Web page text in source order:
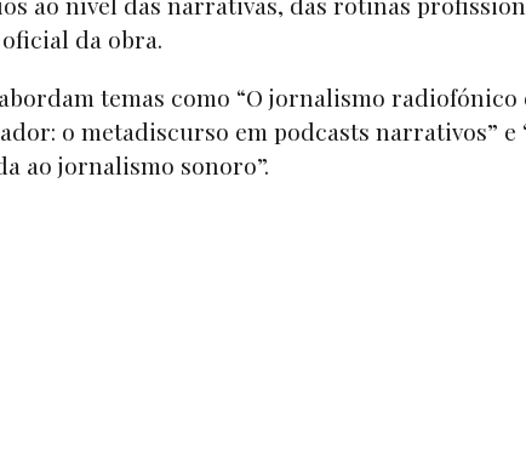
da obra.
temas como “O jornalismo radiofónico
o metadiscurso em podcasts narrativos” e
ao jornalismo sonoro”.